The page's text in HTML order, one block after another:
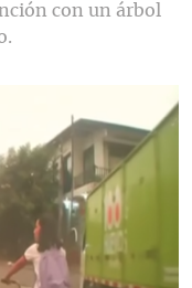
con un árbol